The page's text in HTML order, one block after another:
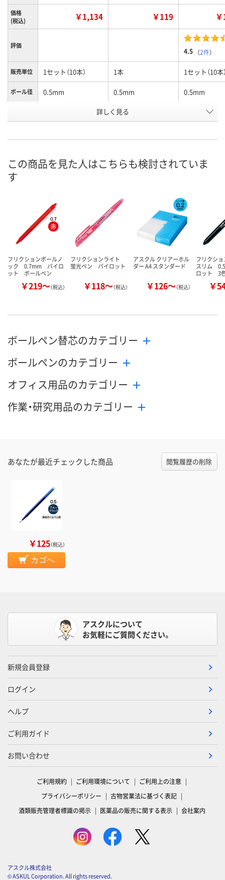
価格
(税込)
￥1,134 ￥119
評価
4.5 （2件）
販売単位 1セット（10本） 1本 1セット（10本
ボール径 0.5mm 0.5mm 0.5mm
サンドベージュ ターコイズ
号
数量
カゴへ カゴへ
数量
カ
詳しく見る
この商品を見た人はこちらも検討されていま
す
フリクションボールノ
ック 0.7mm パイロ
ット ボールペン
￥219～（税込）
フリクションライト
蛍光ペン パイロット
￥118～（税込）
アスクル クリアーホル
ダー A4 スタンダード
￥126～（税込）
フリクシ
スリム
ロット 3
￥
ボールペン替芯のカテゴリー
ボールペンのカテゴリー
オフィス用品のカテゴリー
作業・研究用品のカテゴリー
あなたが最近チェックした商品 閲覧履歴の削除
￥125（税込）
カゴへ
アスクルについて
お気軽にご質問ください。
新規会員登録
ログイン
ヘルプ
ご利用ガイド
お問い合わせ
ご利用規約 ご利用環境について
ご利用上の注意
プライバシーポリシー
古物営業法に基づく表記
酒類販売管理者標識の掲示
医薬品の販売に関する表示 会社案内
アスクル株式会社
© ASKUL Corporation. All rights reserved.